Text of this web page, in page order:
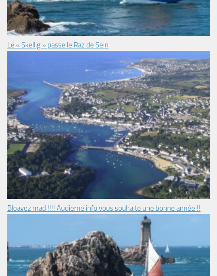
Le « Skellig » passe le Raz de Sein
Bloavez mad !!!! Audierne info vous souhaite une bonne année !!